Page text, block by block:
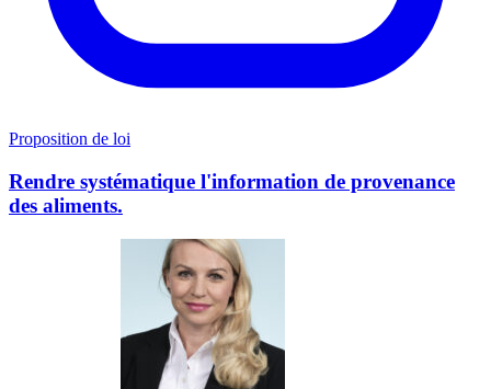
Proposition de loi
Rendre systématique l'information de provenance
des aliments.